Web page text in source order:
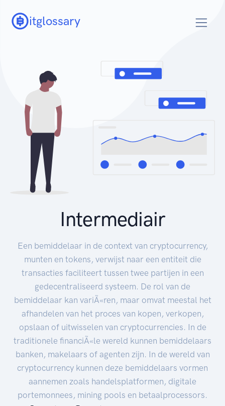
itglossary
Intermediair
Een bemiddelaar in de context van cryptocurrency,
munten en tokens, verwijst naar een entiteit die
transacties faciliteert tussen twee partijen in een
gedecentraliseerd systeem. De rol van de
bemiddelaar kan variÃ«ren, maar omvat meestal het
afhandelen van het proces van kopen, verkopen,
opslaan of uitwisselen van cryptocurrencies. In de
traditionele financiÃ«le wereld kunnen bemiddelaars
banken, makelaars of agenten zijn. In de wereld van
cryptocurrency kunnen deze bemiddelaars vormen
aannemen zoals handelsplatformen, digitale
portemonnees, mining pools en betaalprocessors.